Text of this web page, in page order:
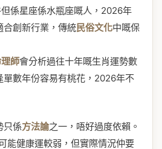
係星座係水瓶座嘅人，2026年
合創新行業，傳統民俗文化中嘅保
師會分析過往十年嘅生肖運勢數
單數年份容易有桃花，2026年不
只係方法論之一，唔好過度依賴。
能健康運較弱，但實際情況仲要